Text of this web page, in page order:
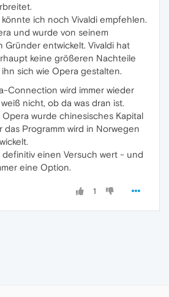
ich noch Vivaldi empfehlen.
und wurde von seinem
Gründer entwickelt. Vivaldi hat
keine größeren Nachteile
sich wie Opera gestalten.
Connection wird immer wieder
nicht, ob da was dran ist.
Opera wurde chinesisches Kapital
das Programm wird in Norwegen
definitiv einen Versuch wert - und
eine Option.
1